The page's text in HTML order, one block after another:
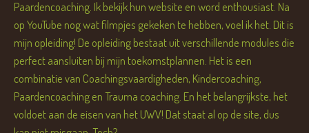
Paardencoaching. Ik bekijk hun website en word enthousiast. Na
op YouTube nog wat filmpjes gekeken te hebben, voel ik het. Dit is
mijn opleiding! De opleiding bestaat uit verschillende modules die
perfect aansluiten bij mijn toekomstplannen. Het is een
combinatie van Coachingsvaardigheden, Kindercoaching,
Paardencoaching en Trauma coaching. En het belangrijkste, het
voldoet aan de eisen van het UWV! Dat staat al op de site, dus